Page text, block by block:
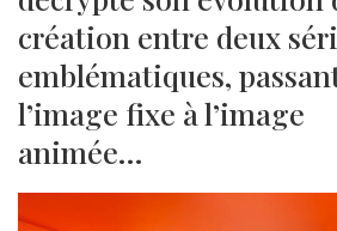
création entre deux
emblématiques,
l’image fixe à l’image
animée…